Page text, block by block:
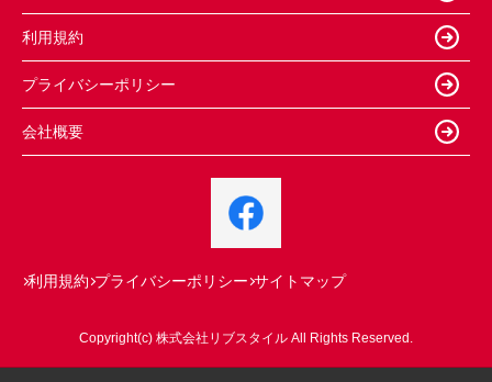
利用規約
プライバシーポリシー
会社概要
利用規約 プライバシーポリシー サイトマップ
Copyright(c) 株式会社リブスタイル All Rights Reserved.